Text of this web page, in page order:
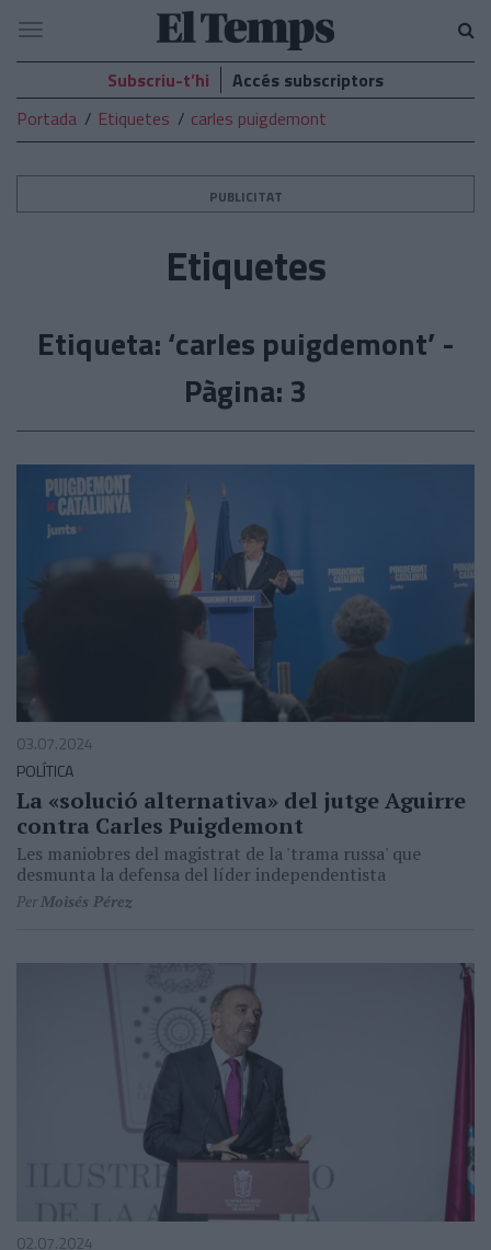
El
Temps
Navegació
Subscriu-t’hi
Accés subscriptors
Portada
Etiquetes carles puigdemont
PUBLICITAT
Etiquetes
Etiqueta: ‘carles puigdemont’ -
Pàgina: 3
03.07.2024
POLÍTICA
La «solució alternativa» del jutge Aguirre
contra Carles Puigdemont
Les maniobres del magistrat de la 'trama russa' que
desmunta la defensa del líder independentista
PerMoisés Pérez
02.07.2024